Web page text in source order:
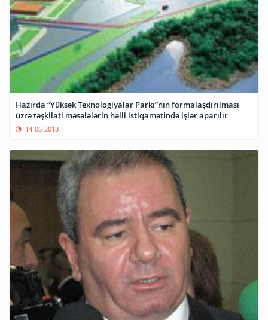
Hazırda “Yüksək Texnologiyalar Parkı”nın formalaşdırılması
üzrə təşkilati məsələlərin həlli istiqamətində işlər aparılır
14-06-2013